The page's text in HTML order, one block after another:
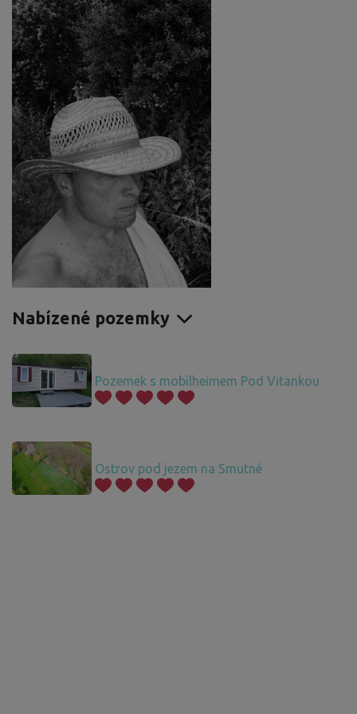
Nabízené pozemky
Pozemek s mobilheimem Pod Vitankou
Ostrov pod jezem na Smutné